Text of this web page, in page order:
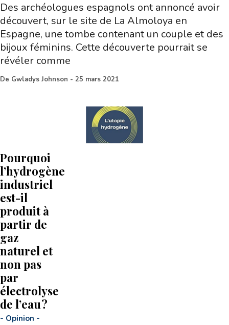
Des archéologues espagnols ont annoncé avoir
découvert, sur le site de La Almoloya en
Espagne, une tombe contenant un couple et des
bijoux féminins. Cette découverte pourrait se
révéler comme
De Gwladys Johnson - 25 mars 2021
Pourquoi
l’hydrogène
industriel
est-il
produit à
partir de
gaz
naturel et
non pas
par
électrolyse
de l’eau ?
- Opinion -